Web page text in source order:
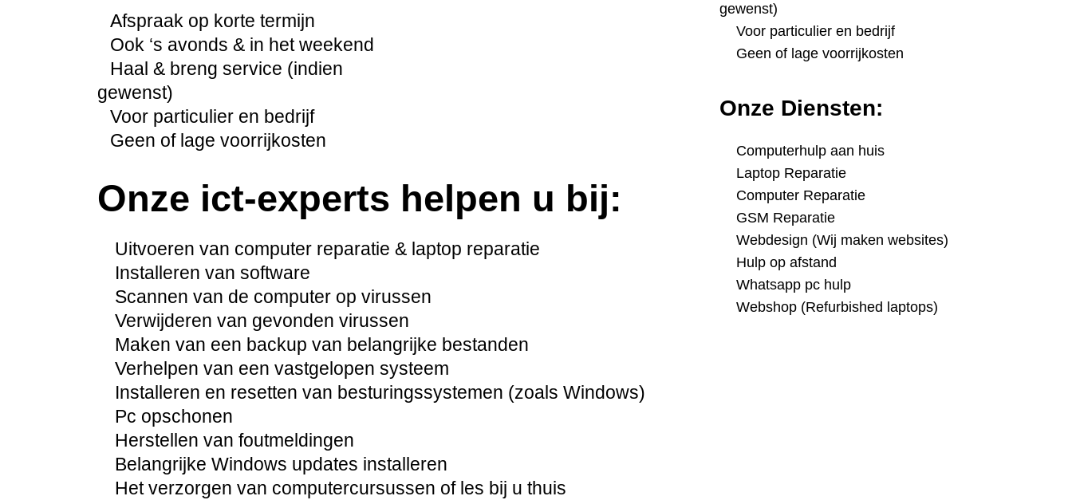
Afspraak op korte termijn
Ook ‘s avonds & in het weekend
Haal & breng service (indien
gewenst)
Voor particulier en bedrijf
Geen of lage voorrijkosten
Onze ict-experts helpen u bij:
Uitvoeren van computer reparatie & laptop reparatie
Installeren van software
Scannen van de computer op virussen
Verwijderen van gevonden virussen
Maken van een backup van belangrijke bestanden
Verhelpen van een vastgelopen systeem
Installeren en resetten van besturingssystemen (zoals Windows)
Pc opschonen
Herstellen van foutmeldingen
Belangrijke Windows updates installeren
Het verzorgen van computercursussen of les bij u thuis
gewenst)
Voor particulier en bedrijf
Geen of lage voorrijkosten
Onze Diensten:
Computerhulp aan huis
Laptop Reparatie
Computer Reparatie
GSM Reparatie
Webdesign (Wij maken websites)
Hulp op afstand
Whatsapp pc hulp
Webshop (Refurbished laptops)